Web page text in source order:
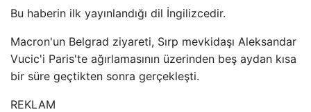
Bu haberin ilk yayınlandığı dil İngilizcedir.
Macron'un Belgrad ziyareti, Sırp mevkidaşı Aleksandar
Vucic'i Paris'te ağırlamasının üzerinden beş aydan kısa
bir süre geçtikten sonra gerçekleşti.
REKLAM